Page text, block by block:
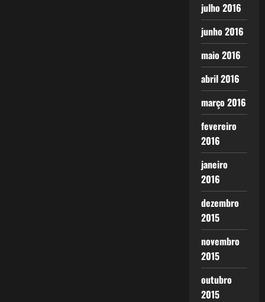
julho 2016
junho 2016
maio 2016
abril 2016
março 2016
fevereiro
2016
janeiro
2016
dezembro
2015
novembro
2015
outubro
2015